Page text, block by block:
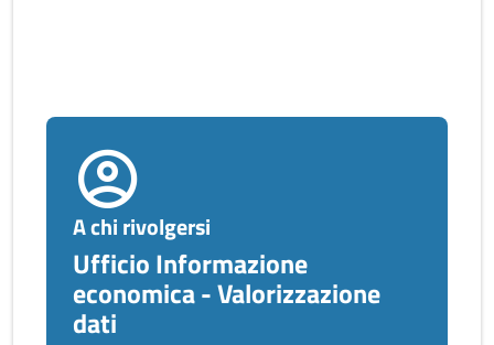
A chi rivolgersi
Ufficio Informazione
economica - Valorizzazione
dati